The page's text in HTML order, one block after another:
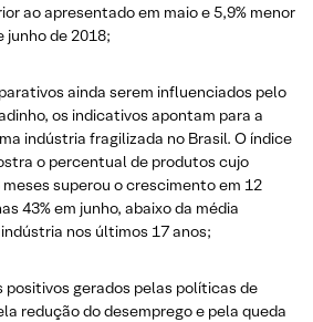
ao apresentado em maio e 5,9% menor
junho de 2018;
ainda serem influenciados pelo
os indicativos apontam para a
indústria fragilizada no Brasil. O índice
o percentual de produtos cujo
superou o crescimento em 12
43% em junho, abaixo da média
nos últimos 17 anos;
positivos gerados pelas políticas de
redução do desemprego e pela queda